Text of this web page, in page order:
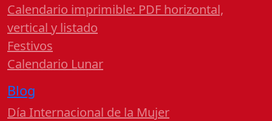
Calendario imprimible: PDF horizontal,
vertical y listado
Festivos
Calendario Lunar
Blog
Día Internacional de la Mujer